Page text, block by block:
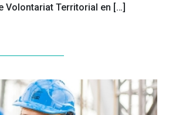
Volontariat Territorial en […]